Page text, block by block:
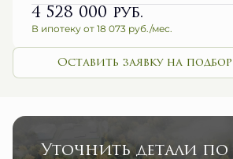
4 528 000руб.
В ипотеку от 18 073 руб./мес.
Оставить заявку на
Уточнить детали по